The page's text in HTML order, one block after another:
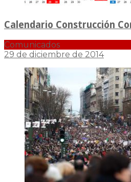
Calendario Construcción
Comunicados
29 de diciembre de 2014